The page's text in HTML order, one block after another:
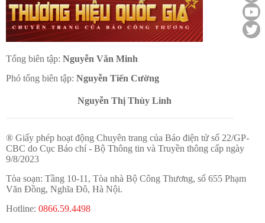
Tổng biên tập: Nguyễn Văn Minh
Phó tổng biên tập: Nguyễn Tiến Cường
Nguyễn Thị Thùy Linh
® Giấy phép hoạt động Chuyên trang của Báo điện tử số 22/GP-
CBC do Cục Báo chí - Bộ Thông tin và Truyền thông cấp ngày
9/8/2023
Tòa soạn: Tầng 10-11, Tòa nhà Bộ Công Thương, số 655 Phạm
Văn Đồng, Nghĩa Đô, Hà Nội.
Hotline: 0866.59.4498